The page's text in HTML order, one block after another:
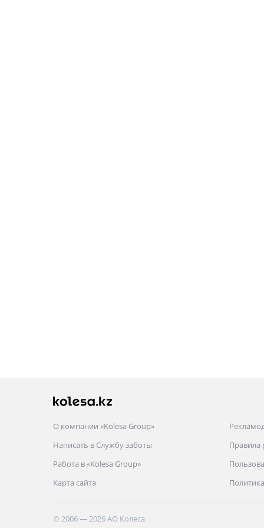
О компании «Kolesa Group»
Написать в Службу заботы
Работа в «Kolesa Group»
Карта сайта
Правила
© 2006 — 2026 АО Колеса